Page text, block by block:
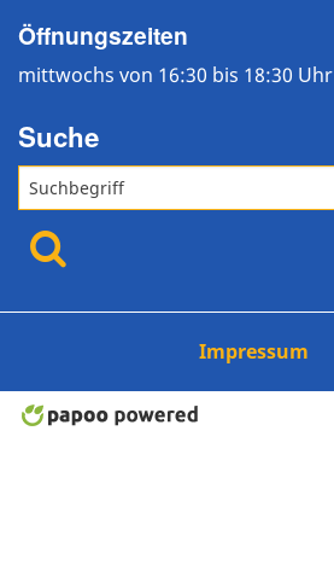
Öffnungszeiten
mittwochs von 16:30 bis 18:30 Uhr
Suche
Impressum